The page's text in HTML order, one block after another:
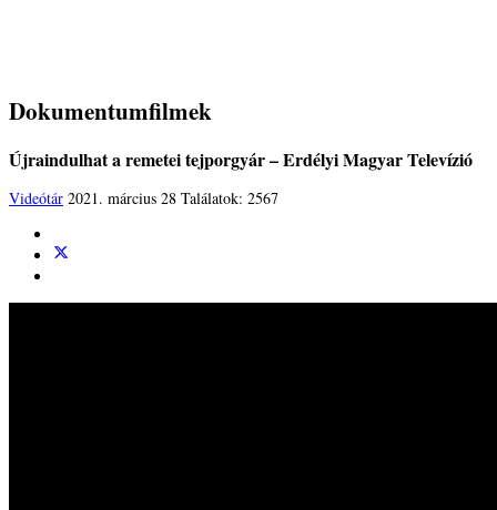
Dokumentumfilmek
Újraindulhat a remetei tejporgyár – Erdélyi Magyar Televízió
Videótár 2021. március 28 Találatok: 2567